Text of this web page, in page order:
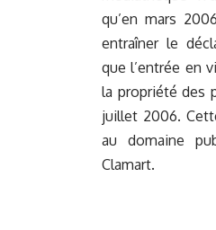
qu’en mars
entraîner le
que l’entrée en
la propriété des
juillet 2006.
au domaine
Clamart.